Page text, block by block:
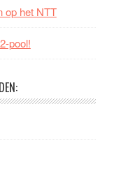
op het NTT
pool!